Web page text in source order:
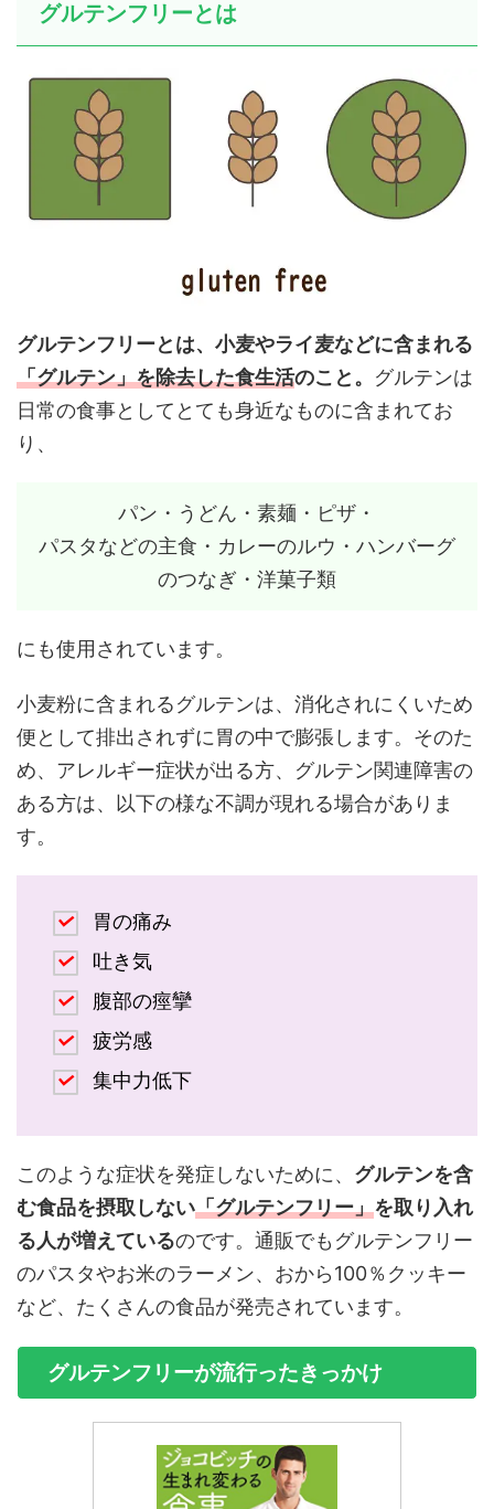
グルテンフリーとは
グルテンフリーとは、小麦やライ麦などに含まれる
「グルテン」を除去した食生活のこと。 グルテンは
日常の食事としてとても身近なものに含まれてお
り、
パン・うどん・素麺・ピザ・
パスタなどの主食・カレーのルウ・ハンバーグ
のつなぎ・洋菓子類
にも使用されています。
小麦粉に含まれるグルテンは、消化されにくいため
便として排出されずに胃の中で膨張します。そのた
め、アレルギー症状が出る方、グルテン関連障害の
ある方は、以下の様な不調が現れる場合がありま
す。
胃の痛み
吐き気
腹部の痙攣
疲労感
集中力低下
このような症状を発症しないために、 グルテンを含
む食品を摂取しない「グルテンフリー」を取り入れ
る人が増えているのです。通販でもグルテンフリー
のパスタやお米のラーメン、おから100％クッキー
など、たくさんの食品が発売されています。
グルテンフリーが流行ったきっかけ